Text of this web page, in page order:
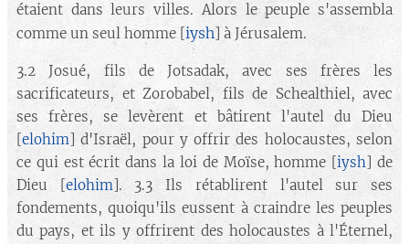
étaient dans leurs villes. Alors le peuple s'assembla
comme un seul homme [ iysh] à Jérusalem.
3.2 Josué, fils de Jotsadak, avec ses frères les
sacrificateurs, et Zorobabel, fils de Schealthiel, avec
ses frères, se levèrent et bâtirent l'autel du Dieu
elohim ] d'Israël, pour y offrir des holocaustes, selon
ce qui est écrit dans la loi de Moïse, homme [iysh ] de
Dieu [ elohim]. 3.3 Ils rétablirent l'autel sur ses
fondements, quoiqu'ils eussent à craindre les peuples
du pays, et ils y offrirent des holocaustes à l'Éternel,